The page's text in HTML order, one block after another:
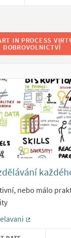
IN PROCESS
IN PROCESS
DOBROVOLNICTVÍ
nebo málo